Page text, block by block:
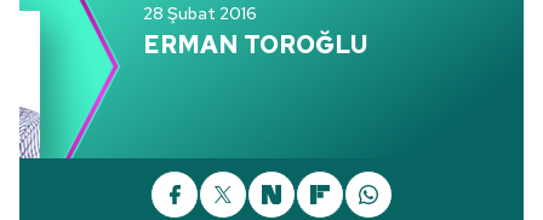
28 Şubat 2016
ERMAN TOROĞLU